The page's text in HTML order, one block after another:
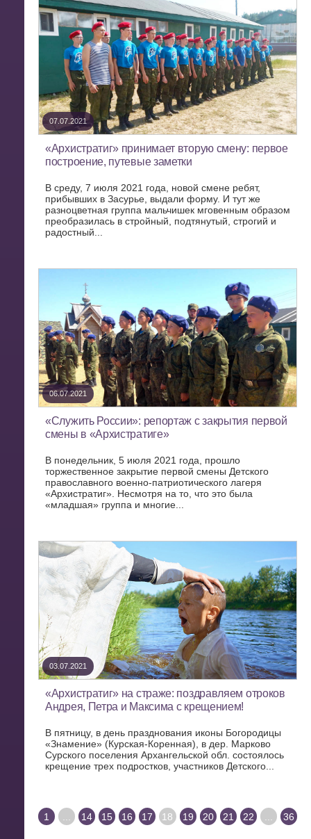
07.07.2021
«Архистратиг» принимает вторую смену: первое
построение, путевые заметки
В среду, 7 июля 2021 года, новой смене ребят,
прибывших в Засурье, выдали форму. И тут же
разноцветная группа мальчишек мговенным образом
преобразилась в стройный, подтянутый, строгий и
радостный...
06.07.2021
«Служить России»: репортаж с закрытия первой
смены в «Архистратиге»
В понедельник, 5 июля 2021 года, прошло
торжественное закрытие первой смены Детского
православного военно-патриотического лагеря
«Архистратиг». Несмотря на то, что это была
«младшая» группа и многие...
03.07.2021
«Архистратиг» на страже: поздравляем отроков
Андрея, Петра и Максима с крещением!
В пятницу, в день празднования иконы Богородицы
«Знамение» (Курская-Коренная), в дер. Марково
Сурского поселения Архангельской обл. состоялось
крещение трех подростков, участников Детского...
1 14 15 16 17 18 19 20 21 22 36